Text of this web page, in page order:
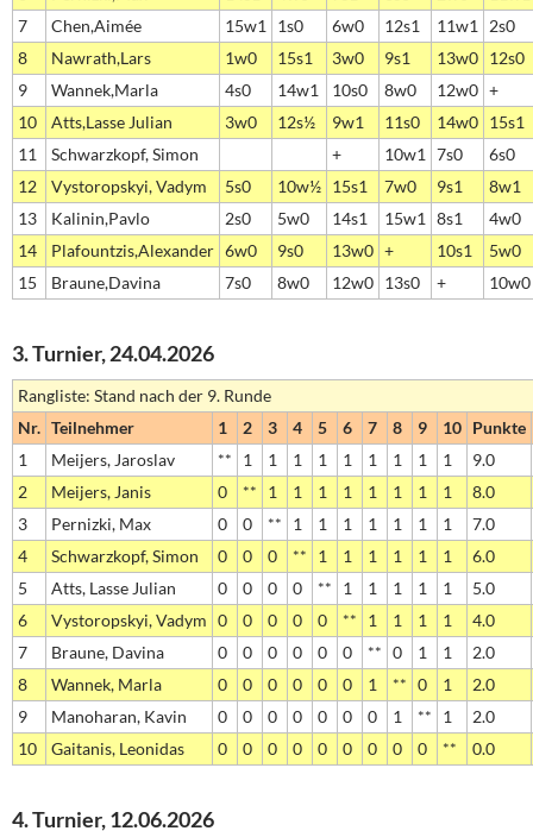
7
Chen,Aimée 15w1 1s0 6w0 12s1 11w1
2s0
8
Nawrath,Lars 1w0 15s1 3w0 9s1 13w0 12s0
9
Wannek,Marla 4s0 14w1 10s0 8w0 12w0 +
10
Atts,Lasse Julian 3w0 12s½ 9w1 11s0 14w0 15s1
11
Schwarzkopf, Simon + 10w1 7s0
6s0
12
Vystoropskyi, Vadym 5s0 10w½ 15s1 7w0 9s1
8w1
13
Kalinin,Pavlo 2s0 5w0 14s1 15w1 8s1
4w0
14
Plafountzis,Alexander 6w0 9s0 13w0 + 10s1
5w0
15
Braune,Davina 7s0 8w0 12w0 13s0 + 10w0
3. Turnier, 24.04.2026
Rangliste: Stand nach der 9. Runde
Nr. Teilnehmer 1 2 3 4 5 6 7 8 9 10 Punkte
1
Meijers, Jaroslav ** 1 1 1 1 1 1 1 1 1
9.0
2
Meijers, Janis 0 ** 1 1 1 1 1 1 1 1
8.0
3
Pernizki, Max 0 0 ** 1 1 1 1 1 1 1
7.0
4
Schwarzkopf, Simon 0 0 0 ** 1 1 1 1 1 1
6.0
5
Atts, Lasse Julian 0 0 0 0 ** 1 1 1 1 1
5.0
6
Vystoropskyi, Vadym 0 0 0 0 0 ** 1 1 1 1
4.0
7
Braune, Davina 0 0 0 0 0 0 ** 0 1 1
2.0
8
Wannek, Marla 0 0 0 0 0 0 1 ** 0 1
2.0
9
Manoharan, Kavin 0 0 0 0 0 0 0 1 ** 1
2.0
10
Gaitanis, Leonidas 0 0 0 0 0 0 0 0 0 ** 0.0
4. Turnier, 12.06.2026